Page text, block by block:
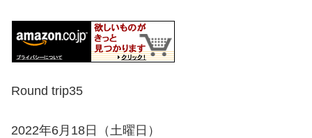
Round trip35
2022年6月18日（土曜日）